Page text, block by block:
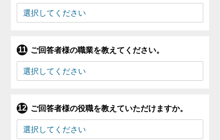
ご回答者様の職業を教えてください。
ご回答者様の役職を教えていただけますか。